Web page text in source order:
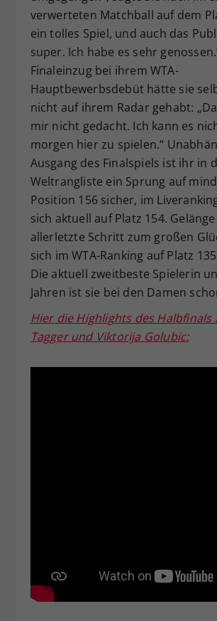
verwerteten Matchball auf dem
ein tolles Spiel, und auch das
super. Ich habe es sehr
Finaleinzug bei ihrem WTA-
Hauptbewerbsdebüt hätte sie
nicht auf ihrem Radar gehabt:
mir nicht gedacht. Ich kann es
morgen hier zu spielen.“
Ausgang des Finalspiels ist ihr in
Weltrangliste ein Sprung auf
Position 156 sicher, im
sich aktuell auf Platz 154.
allerletzte Schritt zum großen
sich im WTA-Ranking auf Platz
Die aktuell zweitbeste Spielerin
Jahren ist sie bei den Damen
Hier die Highlights des Halbfinals
Tagger und Viktorija Golubic: